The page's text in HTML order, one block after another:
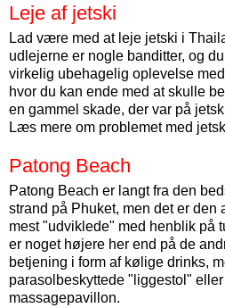
Leje af jetski
Lad være med at leje jetski i
udlejerne er nogle banditter, og
virkelig ubehagelig oplevelse
hvor du kan ende med at skulle
en gammel skade, der var på
Læs mere om problemet med
Patong Beach
Patong Beach er langt fra den
strand på Phuket, men det er den
mest "udviklede" med henblik på
er noget højere her end på de
betjening i form af kølige drinks,
parasolbeskyttede "liggestol"
massagepavillon.